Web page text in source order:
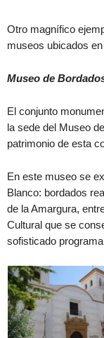
Otro magnífico
museos ubicados
Museo de
El conjunto
la sede del Museo
patrimonio de esta
En este museo se
Blanco: bordados
de la Amargura,
Cultural que se
sofisticado